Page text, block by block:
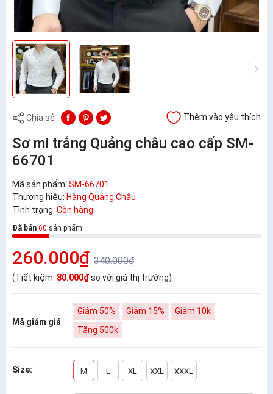
Chia sẻ Thêm vào yêu thích
Sơ mi trắng Quảng châu cao cấp SM-
66701
Mã sản phẩm: SM-66701
Thương hiệu: Hàng Quảng Châu
Tình trạng: Còn hàng
Đã bán 60 sản phẩm
260.000₫ 340.000₫
(Tiết kiệm: 80.000₫so với giá thị trường)
Mã giảm giá
Giảm 50% Giảm 15%
Giảm 10k
Tặng 500k
Size: M L XL XXL XXXL